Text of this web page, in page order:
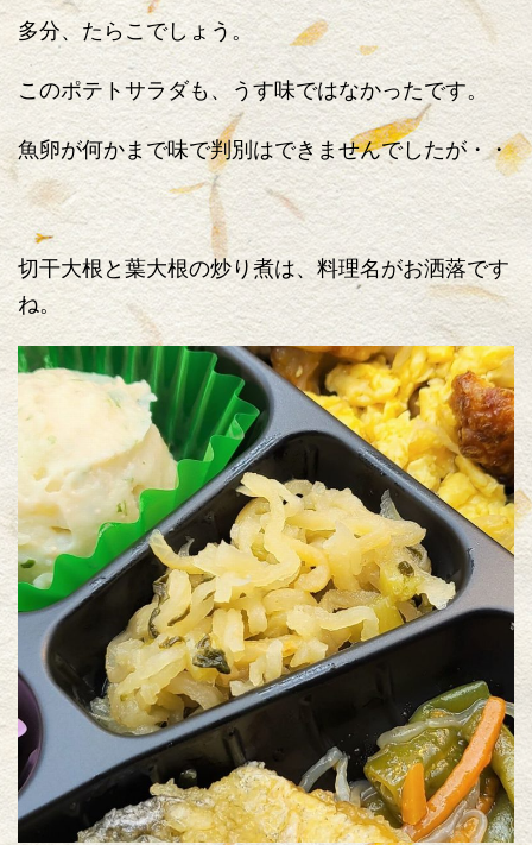
多分、たらこでしょう。
このポテトサラダも、うす味ではなかったです。
魚卵が何かまで味で判別はできませんでしたが・・
切干大根と葉大根の炒り煮は、料理名がお洒落です
ね。